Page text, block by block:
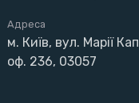
Адреса
м. Київ, вул. Марії
оф. 236, 03057